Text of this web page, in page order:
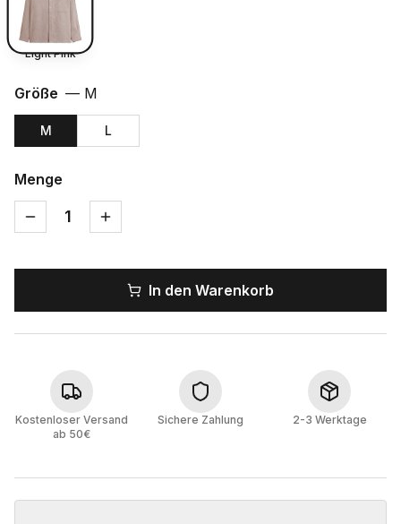
Light Pink
Größe — M
M L
Menge
1
In den Warenkorb
Kostenloser Versand
ab 50€
Sichere Zahlung 2-3 Werktage